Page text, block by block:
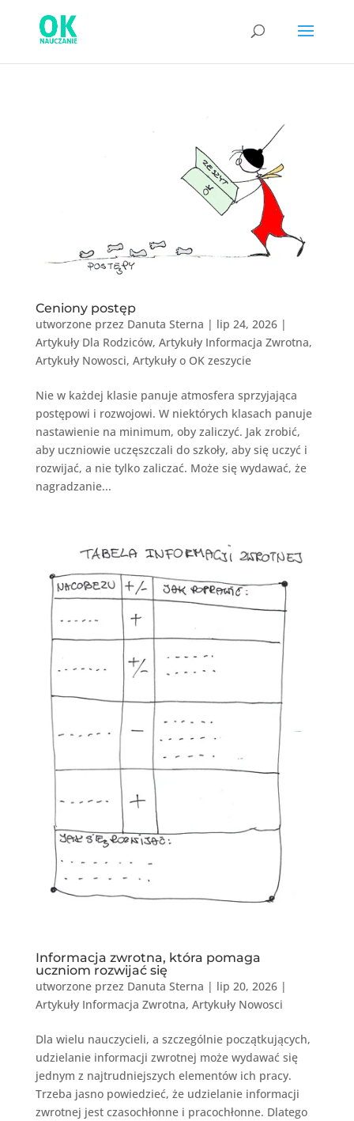
Ceniony postęp
utworzone przez Danuta Sterna | lip 24, 2026|
Artykuły Dla Rodziców, Artykuły Informacja Zwrotna,
Artykuły Nowosci, Artykuły o OK zeszycie
Nie w każdej klasie panuje atmosfera sprzyjająca
postępowi i rozwojowi. W niektórych klasach panuje
nastawienie na minimum, oby zaliczyć. Jak zrobić,
aby uczniowie uczęszczali do szkoły, aby się uczyć i
rozwijać, a nie tylko zaliczać. Może się wydawać, że
nagradzanie...
Informacja zwrotna, która pomaga
uczniom rozwijać się
utworzone przez Danuta Sterna | lip 20, 2026|
Artykuły Informacja Zwrotna, Artykuły Nowosci
Dla wielu nauczycieli, a szczególnie początkujących,
udzielanie informacji zwrotnej może wydawać się
jednym z najtrudniejszych elementów ich pracy.
Trzeba jasno powiedzieć, że udzielanie informacji
zwrotnej jest czasochłonne i pracochłonne. Dlatego